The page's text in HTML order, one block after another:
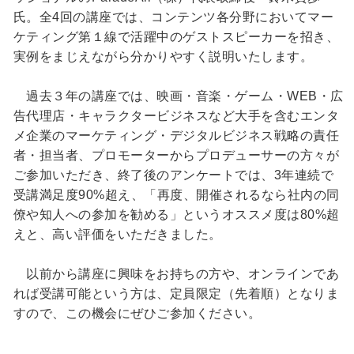
氏。全4回の講座では、コンテンツ各分野においてマー
ケティング第１線で活躍中のゲストスピーカーを招き、
実例をまじえながら分かりやすく説明いたします。
過去３年の講座では、映画・音楽・ゲーム・WEB・広
告代理店・キャラクタービジネスなど大手を含むエンタ
メ企業のマーケティング・デジタルビジネス戦略の責任
者・担当者、プロモーターからプロデューサーの方々が
ご参加いただき、終了後のアンケートでは、3年連続で
受講満足度90%超え、「再度、開催されるなら社内の同
僚や知人への参加を勧める」というオススメ度は80%超
えと、高い評価をいただきました。
以前から講座に興味をお持ちの方や、オンラインであ
れば受講可能という方は、定員限定（先着順）となりま
すので、この機会にぜひご参加ください。